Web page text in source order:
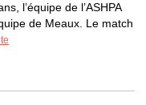
l’équipe de l’ASHPA
de Meaux. Le match